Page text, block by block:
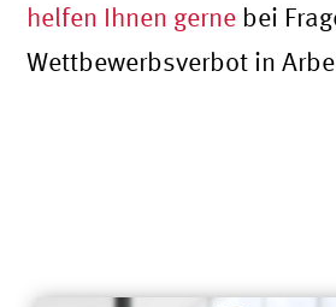
helfen Ihnen gerne bei
Wettbewerbsverbot in